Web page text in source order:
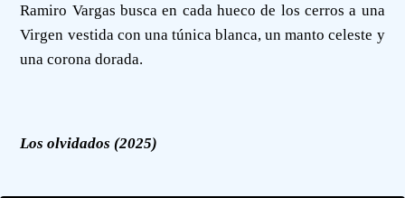
Ramiro Vargas busca en cada hueco de los cerros a una
Virgen vestida con una túnica blanca, un manto celeste y
una corona dorada.
Los olvidados (2025)